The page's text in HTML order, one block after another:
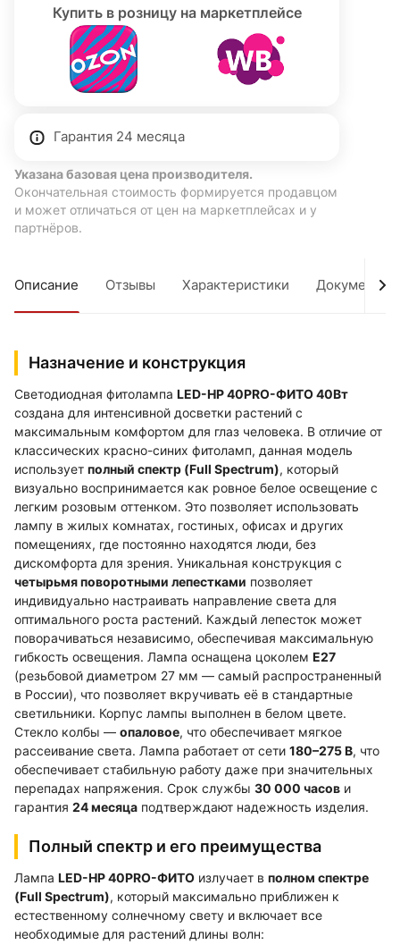
Купить в розницу на маркетплейсе
Гарантия 24 месяца
Указана базовая цена производителя.
Окончательная стоимость формируется продавцом
и может отличаться от цен на маркетплейсах и у
партнёров.
Описание Отзывы Характеристики Документы
Назначение и конструкция
Светодиодная фитолампа LED-HP 40PRO-ФИТО 40Вт
создана для интенсивной досветки растений с
максимальным комфортом для глаз человека. В отличие от
классических красно-синих фитоламп, данная модель
использует полный спектр (Full Spectrum), который
визуально воспринимается как ровное белое освещение с
легким розовым оттенком. Это позволяет использовать
лампу в жилых комнатах, гостиных, офисах и других
помещениях, где постоянно находятся люди, без
дискомфорта для зрения. Уникальная конструкция с
четырьмя поворотными лепестками позволяет
индивидуально настраивать направление света для
оптимального роста растений. Каждый лепесток может
поворачиваться независимо, обеспечивая максимальную
гибкость освещения. Лампа оснащена цоколем Е27
(резьбовой диаметром 27 мм — самый распространенный
в России), что позволяет вкручивать её в стандартные
светильники. Корпус лампы выполнен в белом цвете.
Стекло колбы — опаловое, что обеспечивает мягкое
рассеивание света. Лампа работает от сети 180–275 В, что
обеспечивает стабильную работу даже при значительных
перепадах напряжения. Срок службы 30 000 часов и
гарантия 24 месяца подтверждают надежность изделия.
Полный спектр и его преимущества
Лампа LED-HP 40PRO-ФИТО излучает в полном спектре
(Full Spectrum), который максимально приближен к
естественному солнечному свету и включает все
необходимые для растений длины волн: